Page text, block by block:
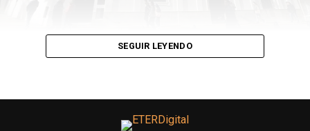
venir a probarme y ver qué onda. Fue una posibilidad
increíble, ningún pibe de mi provincia había tenido esa
y lloró a su lado asumiendo que su esfuerzo había valido
SEGUIR LEYENDO